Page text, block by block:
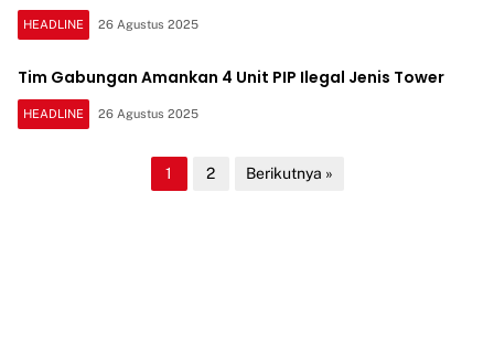
HEADLINE 26 Agustus 2025
Tim Gabungan Amankan 4 Unit PIP Ilegal Jenis Tower
HEADLINE 26 Agustus 2025
1 2 Berikutnya »